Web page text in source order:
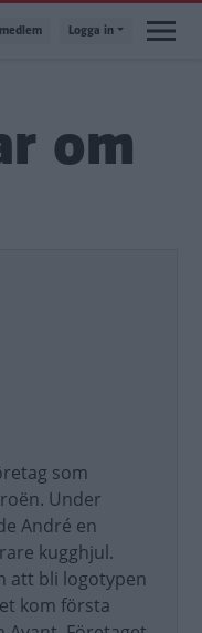
Logga in
om
som
Under
André en
kugghjul.
att bli logotypen
kom första